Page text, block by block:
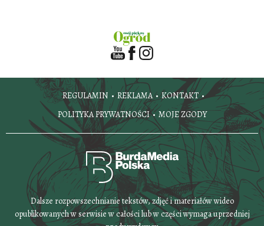
REGULAMIN REKLAMA
KONTAKT
POLITYKA PRYWATNOŚCI
MOJE ZGODY
Dalsze rozpowszechnianie tekstów, zdjęć i materiałów wideo
opublikowanych w serwisie w całości lub w części wymaga uprzedniej